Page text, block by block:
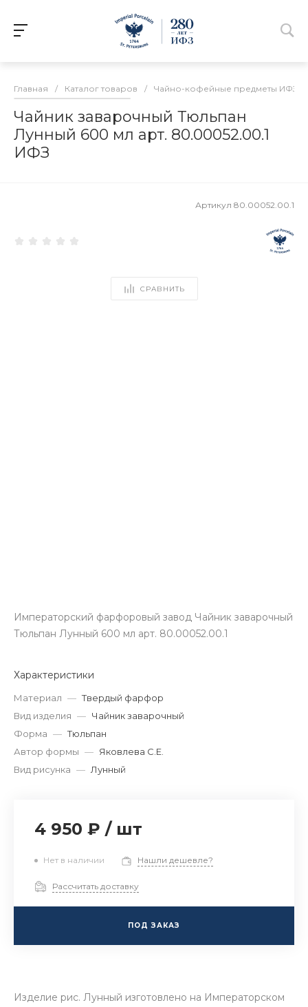
Главная / Каталог товаров / Чайно-кофейные предметы ИФЗ
Чайник заварочный Тюльпан
Лунный 600 мл арт. 80.00052.00.1
ИФЗ
Артикул 80.00052.00.1
СРАВНИТЬ
Императорский фарфоровый завод Чайник заварочный
Тюльпан Лунный 600 мл арт. 80.00052.00.1
Характеристики
Материал — Твердый фарфор
Вид изделия — Чайник заварочный
Форма — Тюльпан
Автор формы — Яковлева С.Е.
Вид рисунка — Лунный
4 950 ₽ / шт
Нет в наличии Нашли дешевле?
Рассчитать доставку
ПОД ЗАКАЗ
Изделие рис. Лунный изготовлено на Императорском